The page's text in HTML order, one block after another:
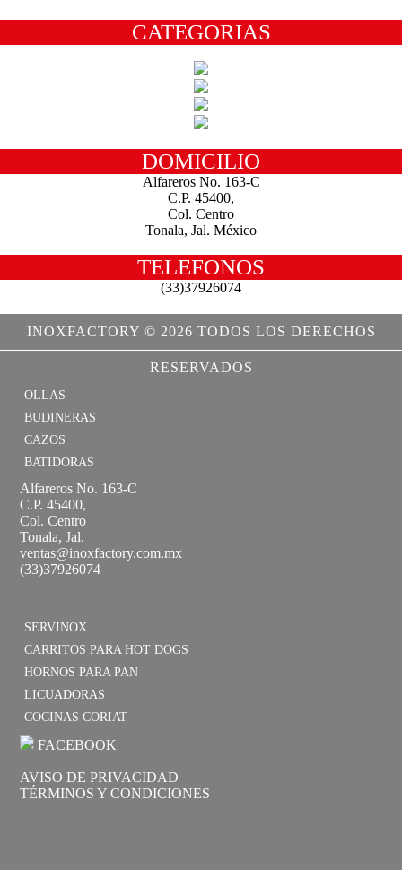
CATEGORIAS
DOMICILIO
Alfareros No. 163-C
C.P. 45400,
Col. Centro
Tonala, Jal. México
TELEFONOS
(33)37926074
INOXFACTORY © 2026 TODOS LOS DERECHOS
RESERVADOS
OLLAS
BUDINERAS
CAZOS
BATIDORAS
Alfareros No. 163-C
C.P. 45400,
Col. Centro
Tonala, Jal.
ventas@inoxfactory.com.mx
(33)37926074
SERVINOX
CARRITOS PARA HOT DOGS
HORNOS PARA PAN
LICUADORAS
COCINAS CORIAT
FACEBOOK
AVISO DE PRIVACIDAD
TÉRMINOS Y CONDICIONES